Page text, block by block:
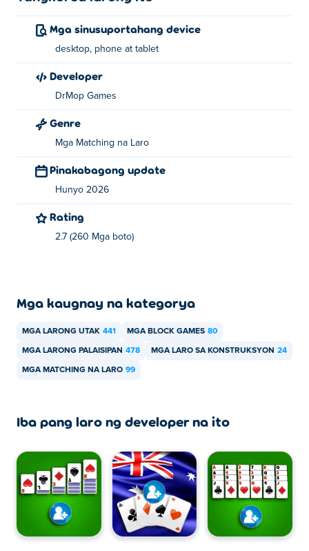
Mga sinusuportahang device
desktop, phone at tablet
Developer
DrMop Games
Genre
Mga Matching na Laro
Pinakabagong update
Hunyo 2026
Rating
2.7 (260 Mga boto)
Mga kaugnay na kategorya
MGA LARONG UTAK 441 MGA BLOCK GAMES 80
MGA LARONG PALAISIPAN 478 MGA LARO SA KONSTRUKSYON 24
MGA MATCHING NA LARO 99
Iba pang laro ng developer na ito